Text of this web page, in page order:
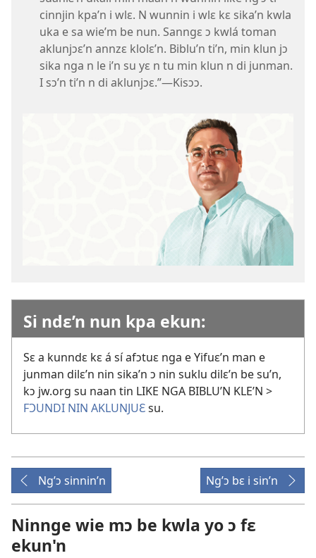
cinnjin kpa’n i wlɛ. N wunnin i wlɛ kɛ sika’n kwla
uka e sa wie’m be nun. Sanngɛ ɔ kwlá toman
aklunjɔɛ’n annzɛ klolɛ’n. Biblu’n ti’n, min klun jɔ
sika nga n le i’n su yɛ n tu min klun n di junman.
I sɔ’n ti’n n di aklunjɔɛ.”—​Kisɔɔ.
Si ndɛ’n nun kpa ekun:
Sɛ a kunndɛ kɛ á sí afɔtuɛ nga e Yifuɛ’n man e
junman dilɛ’n nin sika’n ɔ nin suklu dilɛ’n be su’n,
kɔ jw.org su naan tin LIKE NGA BIBLU’N KLE’N >
FƆUNDI NIN AKLUNJUƐsu.
Ng’ɔ sinnin’n Ng’ɔ bɛ i sin’n
Ninnge wie mɔ be kwla yo ɔ fɛ
ekun'n